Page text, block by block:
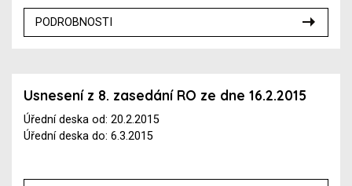
PODROBNOSTI
Usnesení z 8. zasedání RO ze dne 16.2.2015
Úřední deska od: 20.2.2015
Úřední deska do: 6.3.2015